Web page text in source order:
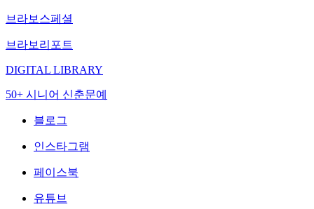
브라보스페셜
브라보리포트
DIGITAL LIBRARY
50+ 시니어 신춘문예
블로그
인스타그램
페이스북
유튜브